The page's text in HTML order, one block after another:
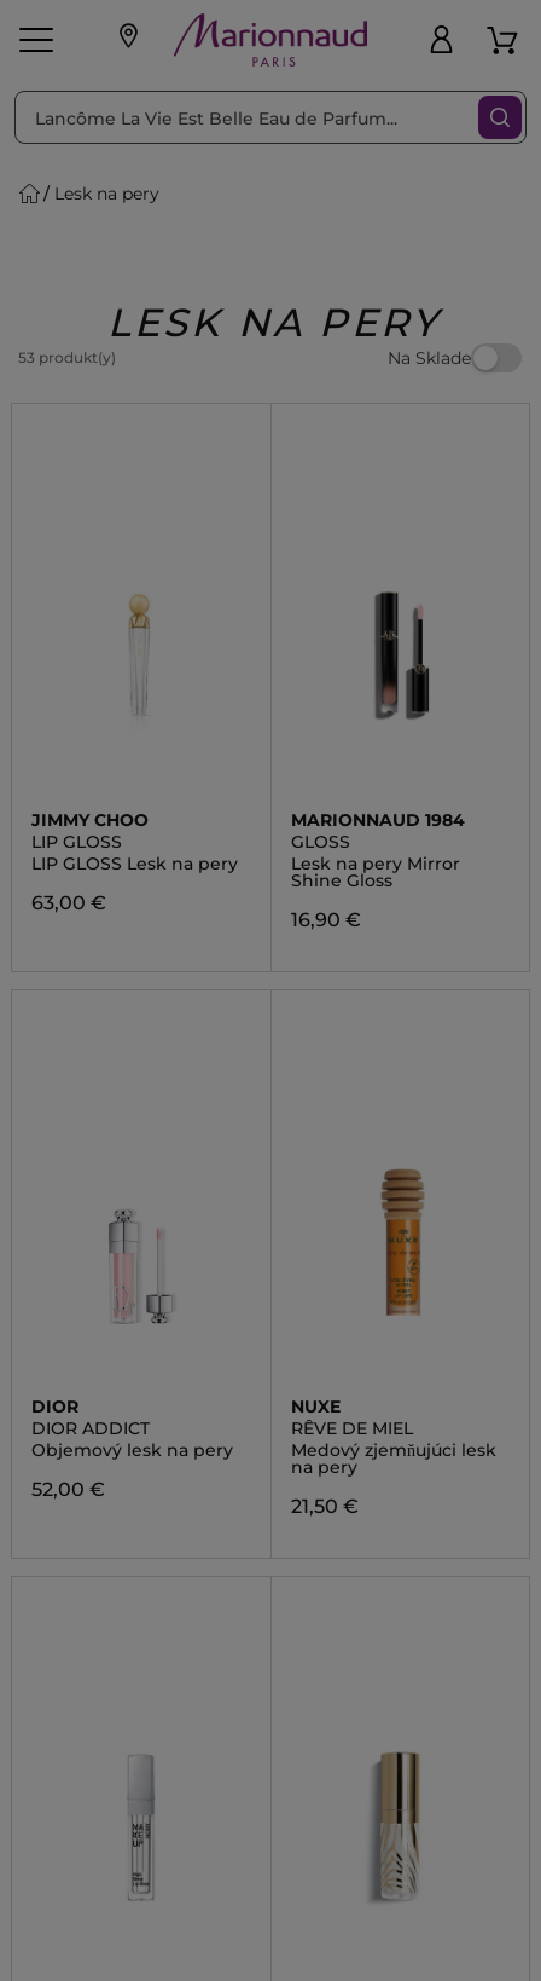
pleť Líčenie
Beauty
Lesk na pery
LESK NA PERY
53 produkt(y) Na Sklade
Triediť podľa Filtrovať
JIMMY CHOO
LIP GLOSS
LIP GLOSS Lesk na pery
63,00 €
MARIONNAUD 1984
GLOSS
Lesk na pery Mirror
Shine Gloss
16,90 €
DIOR
DIOR ADDICT
Objemový lesk na pery
52,00 €
NUXE
RÊVE DE MIEL
Medový zjemňujúci lesk
na pery
21,50 €